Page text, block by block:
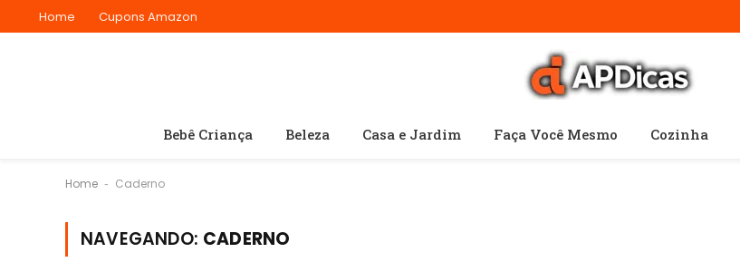
Home Cupons Amazon
Bebê Criança Beleza Casa e Jardim Faça Você Mesmo Cozinha
Home - Caderno
NAVEGANDO: CADERNO